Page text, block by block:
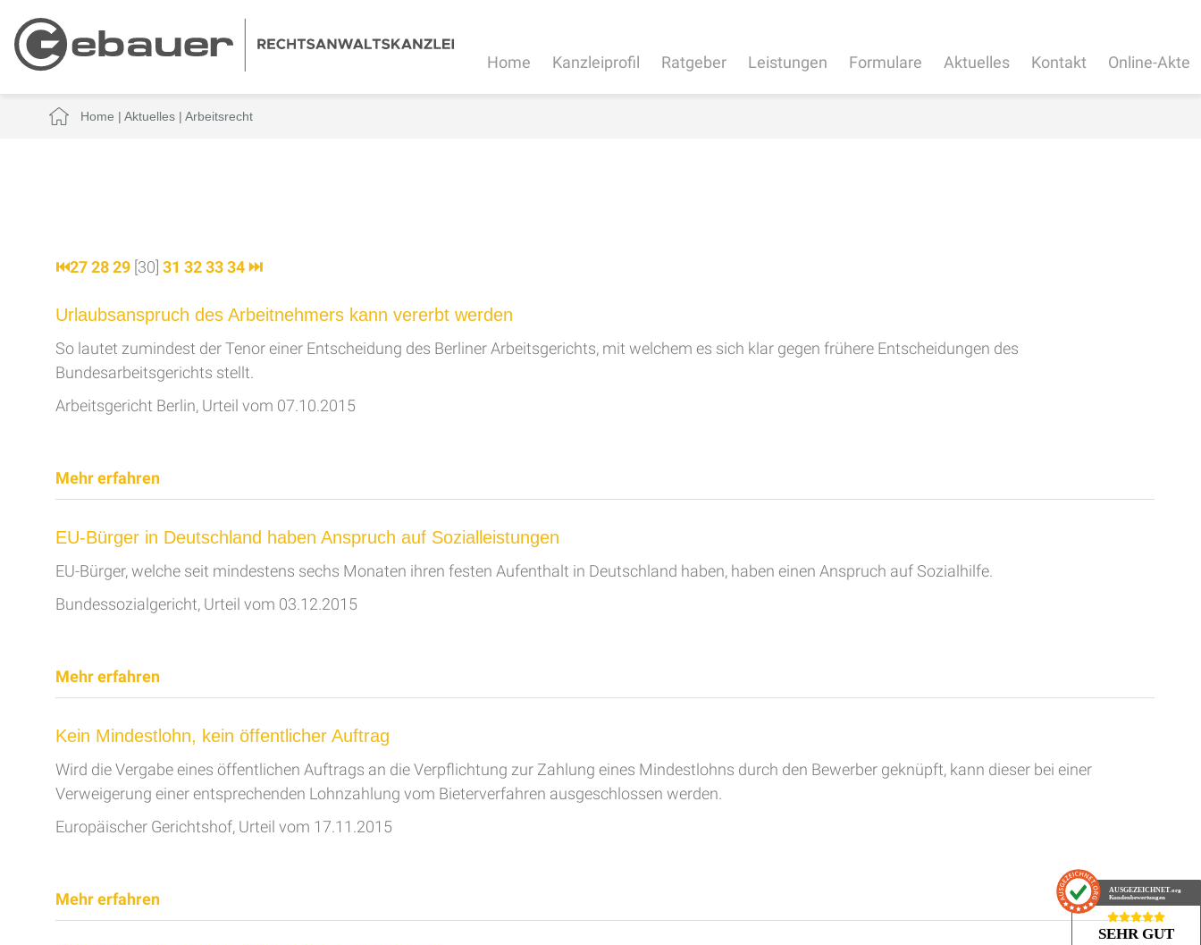
Home Kanzleiprofil Ratgeber Leistungen Formulare Aktuelles Kontakt Online-Akte
Home | Aktuelles| Arbeitsrecht
⏮272829 [30] 31 323334⏭
Urlaubsanspruch des Arbeitnehmers kann vererbt werden
So lautet zumindest der Tenor einer Entscheidung des Berliner Arbeitsgerichts, mit welchem es sich klar gegen frühere Entscheidungen des
Bundesarbeitsgerichts stellt.
Arbeitsgericht Berlin, Urteil vom 07.10.2015
Mehr erfahren
EU-Bürger in Deutschland haben Anspruch auf Sozialleistungen
EU-Bürger, welche seit mindestens sechs Monaten ihren festen Aufenthalt in Deutschland haben, haben einen Anspruch auf Sozialhilfe.
Bundessozialgericht, Urteil vom 03.12.2015
Mehr erfahren
Kein Mindestlohn, kein öffentlicher Auftrag
Wird die Vergabe eines öffentlichen Auftrags an die Verpflichtung zur Zahlung eines Mindestlohns durch den Bewerber geknüpft, kann dieser bei einer
Verweigerung einer entsprechenden Lohnzahlung vom Bieterverfahren ausgeschlossen werden.
Europäischer Gerichtshof, Urteil vom 17.11.2015
Mehr erfahren AUSGEZEICHNET .org
Kundenbewertungen
SEHR GUT